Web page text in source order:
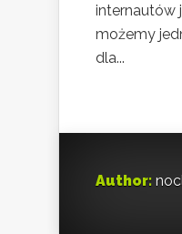
internautów
możemy
dla...
Author: